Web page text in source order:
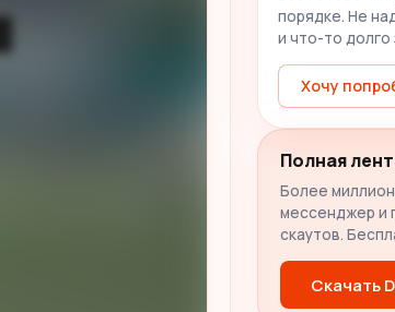
порядке. Не
и что-то долго
Хочу
Полная
Более
мессенджер и
скаутов.
Скачать